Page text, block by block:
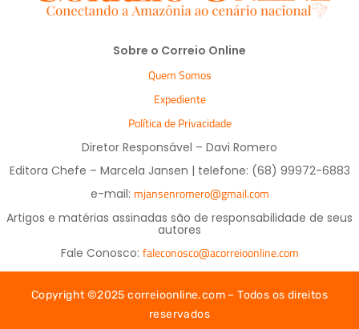
Sobre o Correio Online
Quem Somos
Expediente
Política de Privacidade
Diretor Responsável – Davi Romero
Editora Chefe – Marcela Jansen | telefone: (68) 99972-6883
e-mail: mjansenromero@gmail.com
Artigos e matérias assinadas são de responsabilidade de seus
autores
Fale Conosco: faleconosco@acorreioonline.com
Copyright ©2025 correioonline.com – Todos os direitos
reservados